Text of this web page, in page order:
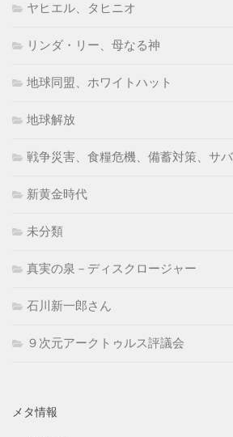
ヤヒエル、タヒニオ
リンダ・リー、母なる神
地球同盟、ホワイトハット
地球解放
戦争災害、食糧危機、備蓄対策、サ
新黄金時代
未分類
真実の泉－ディスクロージャー
石川新一郎さん
９次元アークトゥルス評議会
メタ情報